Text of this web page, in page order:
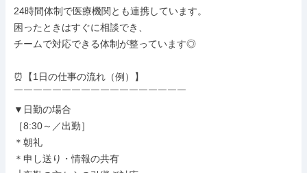
24時間体制で医療機関とも連携しています。
困ったときはすぐに相談でき、
チームで対応できる体制が整っています◎
⏰【1日の仕事の流れ（例）】
￣￣￣￣￣￣￣￣￣￣￣￣￣￣￣￣￣￣
▼日勤の場合
［8:30～／出勤］
＊朝礼
＊申し送り・情報の共有